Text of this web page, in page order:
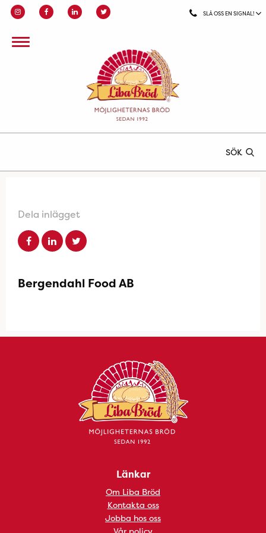
SLÅ OSS EN SIGNAL!
SÖK
Dela inlägget
Bergendahl Food AB
Länkar
Om Liba Bröd
Kontakta oss
Jobba hos oss